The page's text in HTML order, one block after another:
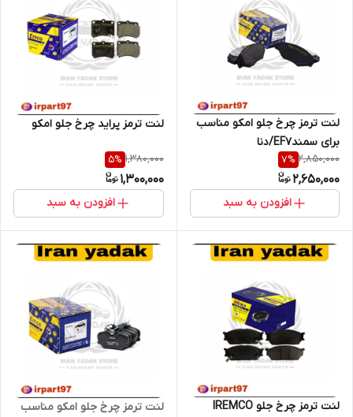
لنت ترمز چرخ جلو امکو مناسب
برای سمندEF7/دنا
2,850,000
7%
2,650,000
افزودن به سبد
لنت ترمز پراید چرخ جلو امکو
1,380,000
5%
1,300,000
افزودن به سبد
لنت ترمز چرخ جلو IREMCO لنت ترمز چرخ جلو امکو مناسب